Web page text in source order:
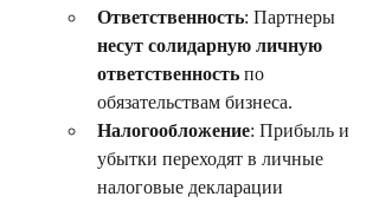
Ответственность: Партнеры
несут солидарную личную
ответственность по
обязательствам бизнеса.
Налогообложение: Прибыль и
убытки переходят в личные
налоговые декларации